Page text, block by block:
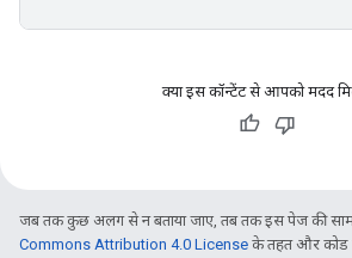
क्या इस कॉन्टेंट से आपको मदद
जब तक कुछ अलग से न बताया जाए, तब तक इस पेज की
Commons Attribution 4.0 License के तहत और कोड